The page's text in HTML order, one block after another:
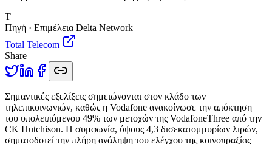
T
Πηγή · Επιμέλεια Delta Network
Total Telecom
Share
Σημαντικές εξελίξεις σημειώνονται στον κλάδο των
τηλεπικοινωνιών, καθώς η Vodafone ανακοίνωσε την απόκτηση
του υπολειπόμενου 49% των μετοχών της VodafoneThree από την
CK Hutchison. Η συμφωνία, ύψους 4,3 δισεκατομμυρίων λιρών,
σηματοδοτεί την πλήρη ανάληψη του ελέγχου της κοινοπραξίας